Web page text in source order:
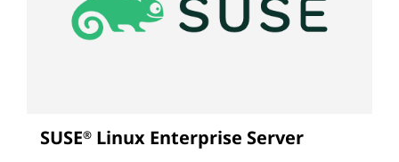
SUSE® Linux Enterprise Server